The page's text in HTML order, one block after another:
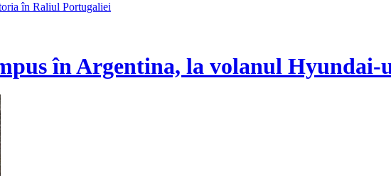
în Raliul Portugaliei
în Argentina, la volanul Hyundai-